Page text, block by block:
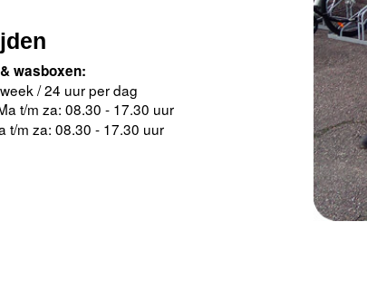
wasboxen:
/ 24 uur per dag
t/m za: 08.30 - 17.30 uur
t/m za: 08.30 - 17.30 uur